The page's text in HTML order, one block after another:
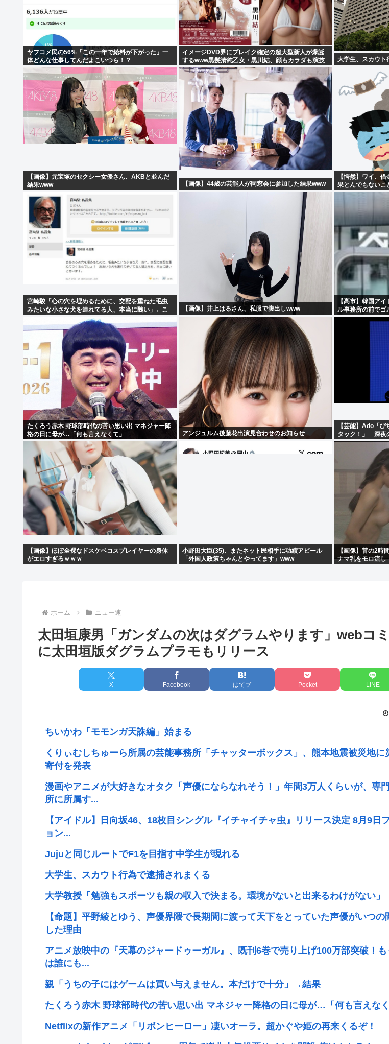
ヤフコメ民の56%「この一年で給料が下がった」一
体どんな仕事してんだよこいつら！？
イメージDVD界にブレイク確定の超大型新人が爆誕
するwww黒髪清純乙女・黒川結、顔もカラダも演技
もIVファンから絶賛の嵐！！処女作「初結」の動画
＆画像まとめ！！
大学生、スカウト
【画像】元宝塚のセクシー女優さん、AKBと並んだ
結果www
【画像】44歳の芸能人が同窓会に参加した結果www
【愕然】ワイ、
果とんでもないこ
宮崎駿「心の穴を埋めるために、交配を重ねた毛虫
みたいな小さな犬を連れてる人、本当に醜い」←こ
【画像】井上はるさん、私服で腹出しwww
【高市】韓国ア
ル事務所の前でゴ
たくろう赤木 野球部時代の苦い思い出 マネジャー降
格の日に母が…「何も言えなくて」
アンジュルム後藤花出演見合わせのお知らせ
【芸能】Ado「
タック！」 深夜
【画像】ほぼ全裸なドスケベコスプレイヤーの身体
がエロすぎるｗｗｗ
小野田大臣(35)、またネット民相手に功績アピール
「外国人政策ちゃんとやってます」www
【画像】昔の2時
ナマ乳をモロ流し
ホーム ニュー速
太田垣康男「ガンダムの次はダグラムやります」webコ
に太田垣版ダグラムプラモもリリース
X Facebook はてブ Pocket LINE
ちいかわ「モモンガ天誅編」始まる
くりぃむしちゅーら所属の芸能事務所「チャッターボックス」、熊本地震被災地に
寄付を発表
漫画やアニメが大好きなオタク「声優にならなれそう！」年間3万人くらいが、専
所に所属す...
【アイドル】日向坂46、18枚目シングル『イチャイチャ虫』リリース決定 8月9日
ョン...
Jujuと同じルートでF1を目指す中学生が現れる
大学生、スカウト行為で逮捕されまくる
大学教授「勉強もスポーツも親の収入で決まる。環境がないと出来るわけがない」
【命題】平野綾とゆう、声優界隈で長期間に渡って天下をとっていた声優がいつの
した理由
アニメ放映中の『天幕のジャードゥーガル』、既刊6巻で売り上げ100万部突破！
は誰にも...
親「うちの子にはゲームは買い与えません。本だけで十分」→結果
たくろう赤木 野球部時代の苦い思い出 マネジャー降格の日に母が…「何も言えなく
Netflixの新作アニメ「リボンヒーロー」凄いオーラ。超かぐや姫の再来くるぞ！